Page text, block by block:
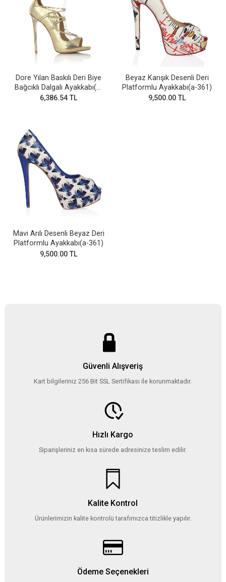
Dore Yılan Baskılı Deri Biye
Bağcıklı Dalgalı Ayakkabı(a-
693)
6,386.54 TL
Beyaz Karışık Desenli Deri
Platformlu Ayakkabı(a-361)
9,500.00 TL
Mavi Arılı Desenli Beyaz Deri
Platformlu Ayakkabı(a-361)
9,500.00 TL
Güvenli Alışveriş
Kart bilgileriniz 256 Bit SSL Sertifikası ile korunmaktadır.
Hızlı Kargo
Siparişleriniz en kısa sürede adresinize teslim edilir.
Kalite Kontrol
Ürünlerimizin kalite kontrolü tarafımızca titizlikle yapılır.
Ödeme Seçenekleri